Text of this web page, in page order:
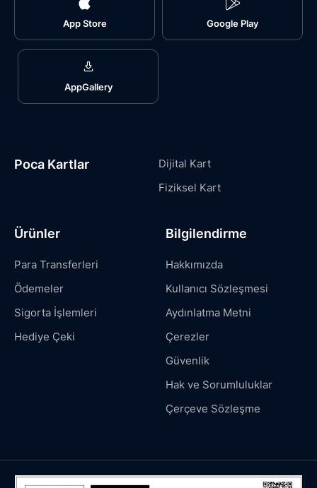
App Store Google Play
AppGallery
Poca Kartlar
Dijital Kart
Fiziksel Kart
Ürünler
Para Transferleri
Ödemeler
Sigorta İşlemleri
Hediye Çeki
Bilgilendirme
Hakkımızda
Kullanıcı Sözleşmesi
Aydınlatma Metni
Çerezler
Güvenlik
Hak ve Sorumluluklar
Çerçeve Sözleşme